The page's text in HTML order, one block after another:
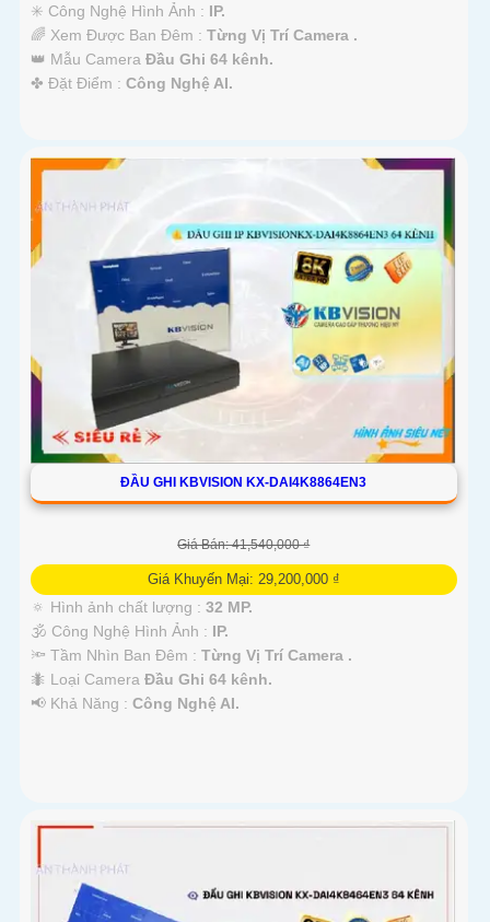
✳️ Công Nghệ Hình Ảnh : IP.
🌈 Xem Được Ban Đêm : Từng Vị Trí Camera .
👑 Mẫu Camera Đầu Ghi 64 kênh.
️✤ Đặt Điểm : Công Nghệ AI.
ĐẦU GHI KBVISION KX-DAI4K8864EN3
Giá Bán: 41,540,000 ₫
Giá Khuyến Mại: 29,200,000 ₫
🔅 Hình ảnh chất lượng : 32 MP.
🕉️ Công Nghệ Hình Ảnh : IP.
🔦 Tầm Nhìn Ban Đêm : Từng Vị Trí Camera .
🐜 Loại Camera Đầu Ghi 64 kênh.
️📢 Khả Năng : Công Nghệ AI.